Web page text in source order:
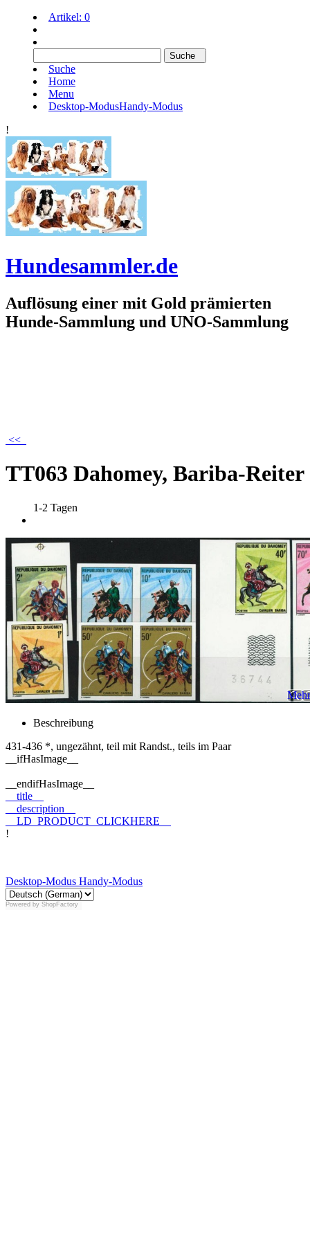
Artikel: 0
Suche
Home
Menu
Desktop-ModusHandy-Modus
!
Hundesammler.de
Auflösung einer mit Gold prämierten
Hunde-Sammlung und UNO-Sammlung
<<
TT063 Dahomey, Bariba-Reiter
1-2 Tagen
Beschreibung
431-436 *, ungezähnt, teil mit Randst., teils im Paar
__ifHasImage__
__endifHasImage__
__title__
__description__
__LD_PRODUCT_CLICKHERE__
!
Desktop-Modus Handy-Modus
Powered by ShopFactory